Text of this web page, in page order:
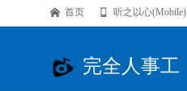
 首页  听之以心(Mobile)
完全人事工